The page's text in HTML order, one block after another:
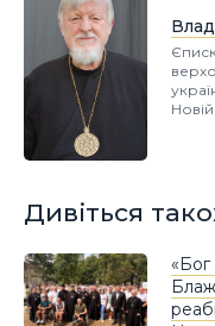
Новій
Дивіться